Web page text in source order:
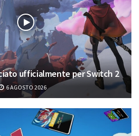
ufficialmente per Switch 2
6 AGOSTO 2026